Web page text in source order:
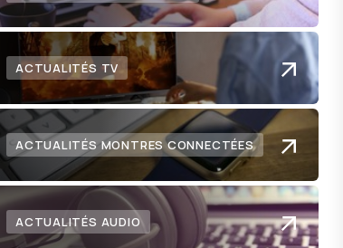
ACTUALITÉS TV
ACTUALITÉS MONTRES CONNECTÉES
ACTUALITÉS AUDIO